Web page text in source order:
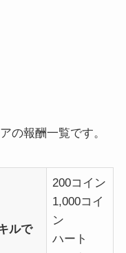
の報酬一覧です。
ルで
200コイン
1,000コイ
ン
ハート